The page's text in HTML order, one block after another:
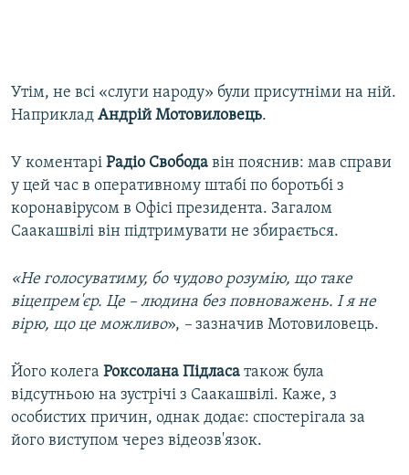
Утім, не всі «слуги народу» були присутніми на ній.
Наприклад Андрій Мотовиловець.
У коментарі Радіо Свобода він пояснив: мав справи
у цей час в оперативному штабі по боротьбі з
коронавірусом в Офісі президента. Загалом
Саакашвілі він підтримувати не збирається.
«Не голосуватиму, бо чудово розумію, що таке
віцепрем'єр. Це – людина без повноважень. І я не
вірю, що це можливо», – зазначив Мотовиловець.
Його колега Роксолана Підласа також була
відсутньою на зустрічі з Саакашвілі. Каже, з
особистих причин, однак додає: спостерігала за
його виступом через відеозв'язок.